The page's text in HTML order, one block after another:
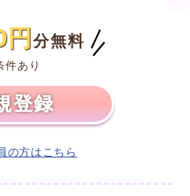
分無料
件あり
登録
の方はこちら